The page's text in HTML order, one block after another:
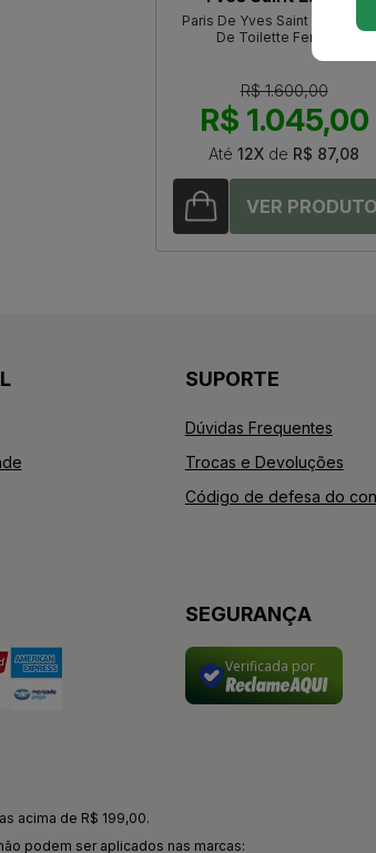
Paris De Yves Saint Laurent
De Toilette Feminino
R$ 1.600,00
R$ 1.045,00
Até 12X de R$ 87,08
SUPORTE
Dúvidas Frequentes
Trocas e Devoluções
Código de defesa do
SEGURANÇA
Verificada por
acima de R$ 199,00.
podem ser aplicados nas marcas: